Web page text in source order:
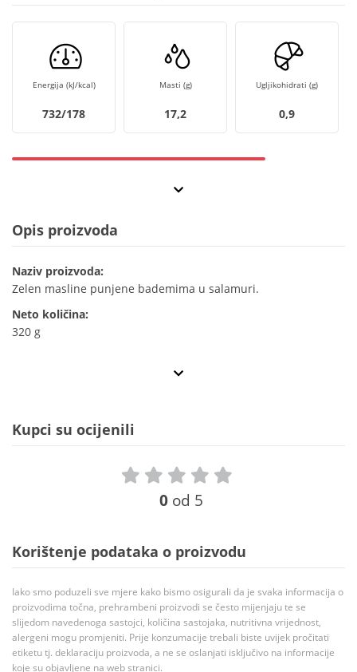
Energija (kJ/kcal)
732/178
Masti (g)
17,2
Ugljikohidrati (g)
0,9
Opis proizvoda
Naziv proizvoda:
Zelen masline punjene bademima u salamuri.
Neto količina:
320 g
Kupci su ocijenili
0 od 5
Korištenje podataka o proizvodu
Iako smo poduzeli sve mjere kako bismo osigurali da je svaka informacija o
proizvodima točna, prehrambeni proizvodi se često mijenjaju te se
slijedom navedenoga sastojci, količina sastojaka, nutritivna vrijednost,
alergeni mogu promjeniti. Prije konzumacije trebali biste uvijek pročitati
etiketu tj. deklaraciju proizvoda, a ne se oslanjati isključivo na informacije
koje su objavljene na web stranici.